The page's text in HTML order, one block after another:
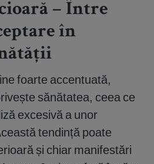
– Între
în
foarte accentuată,
sănătatea, ceea ce
excesivă a unor
tendință poate
și chiar manifestări